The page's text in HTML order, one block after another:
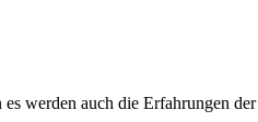
werden auch die Erfahrungen